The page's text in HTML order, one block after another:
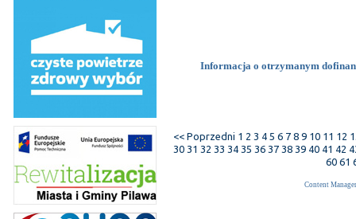
Informacja o otrzymanym
<< Poprzedni 1 2 3 4 5 6 7 8 9 10 11 12
30 31 32 33 34 35 36 37 38 39 40 41 42
60 61
Content